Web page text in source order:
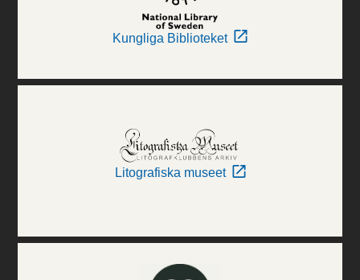
Kungliga Biblioteket
Litografiska museet